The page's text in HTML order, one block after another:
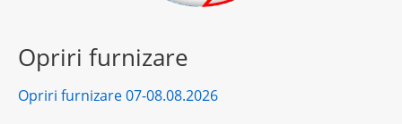
Opriri furnizare
Opriri furnizare 07-08.08.2026